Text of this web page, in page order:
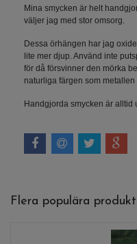
Mina smycken är helt
väljer jag med stor omsorg.
Dessa örhängen har jag
lite mer djup. Använd inte
för då försvinner den mörka
naturliga färgen som metallen
Handgjorda smycken är alltid
Flera populära